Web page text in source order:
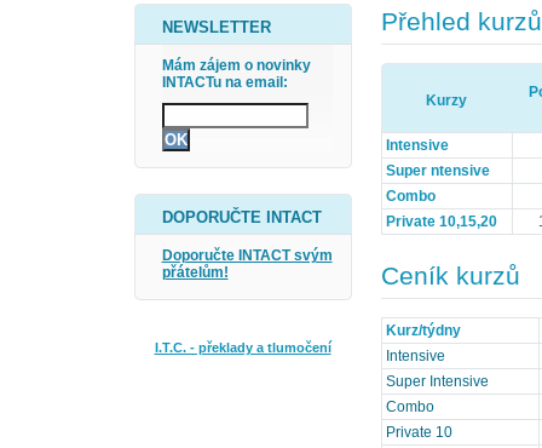
NEWSLETTER
Mám zájem o novinky
INTACTu na email:
DOPORUČTE INTACT
Doporučte INTACT svým
přátelům!
I.T.C. - překlady a tlumočení
Přehled kurzů
Kurzy
Intensive
Super ntensive
Combo
Private 10,15,20
Ceník kurzů
Kurz/týdny
Intensive
Super Intensive
Combo
Private 10